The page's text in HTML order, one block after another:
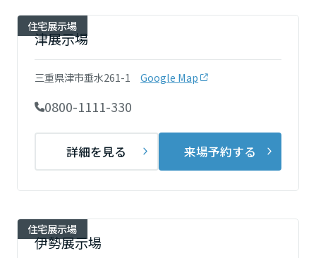
スムストック検索
住まいの売却
多彩な動画やこだわりが詰まった建築実例、注目の最新情報など、住
まいづくりを楽しく学べるデジタルラウンジです。
これから土地活用・賃貸経営をご検討の方
土地活用の基礎から長期安定経営を目指すオーナー様まで、賃貸経営
に役立つ多彩な情報を幅広くお届けします。
リフォーム営業所
これからリフォームをご検討の方
ホームラウンジ リフォーム
事業用地・事業用建物
すべてのフィールドに新しい価値をデザインし、持続可能な未来志向
のまちづくりを実現していきます。
ミサワゼネラルソリューション
お客様センター
ミサワホームオーナーさま・リフォーム工事ご契約者さまとミサワホ
ームを結ぶコミュニケーションサイト。お得・便利・安心なコンテン
ツや、ミサワホームからの大切なお知らせなど配信しています。
SDGs
環境活動
採用情報
新卒者採用
中途採用
障がい者採用
住宅展示場
津展示場
三重県津市垂水261-1 Google Map
0800-1111-330
詳細を見る 来場予約する
住宅展示場
伊勢展示場
福島県
関東
群馬県